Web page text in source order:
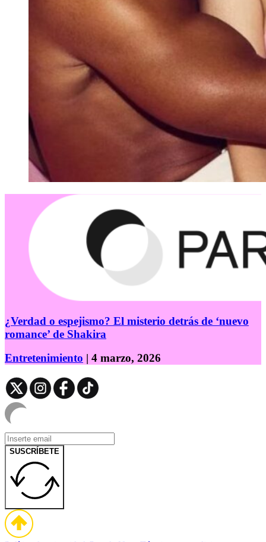
¿Verdad o espejismo? El misterio detrás de ‘nuevo
romance’ de Shakira
Entretenimiento | 4 marzo, 2026
SUSCRÍBETE